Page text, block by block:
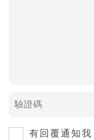
有回覆通知我